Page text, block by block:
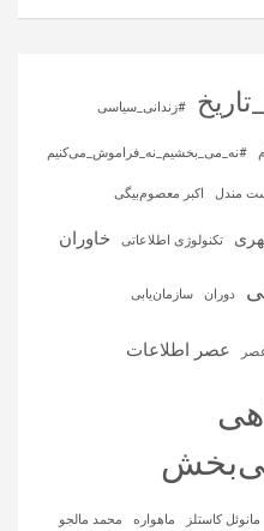
#زندانی_سیاسی
#نه_می_بخشیم_نه_فراموش_می‌کنیم
مندل اکبر معصوم‌بیگی
تکنولوژی اطلاعاتی خاوران
دوران سازمان‌یابی
عصر اطلاعات
مانوئل کاستلز ماهواره‌ محمد مالجو